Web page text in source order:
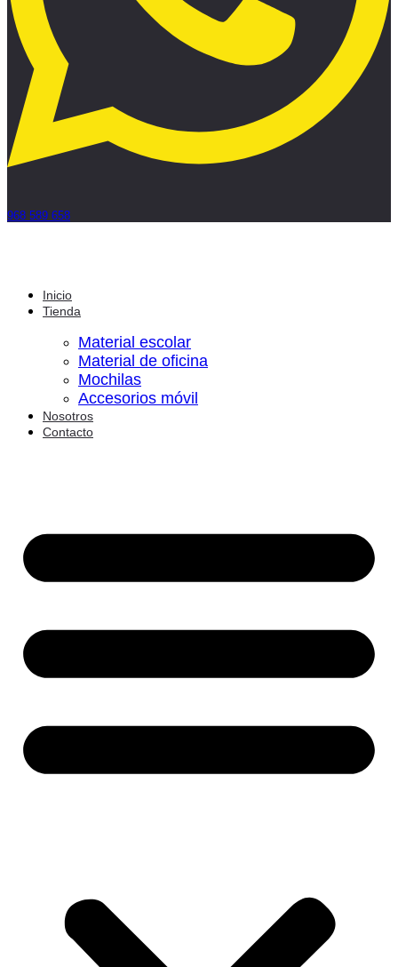
968 589 658
Inicio
Tienda
Material escolar
Material de oficina
Mochilas
Accesorios móvil
Nosotros
Contacto